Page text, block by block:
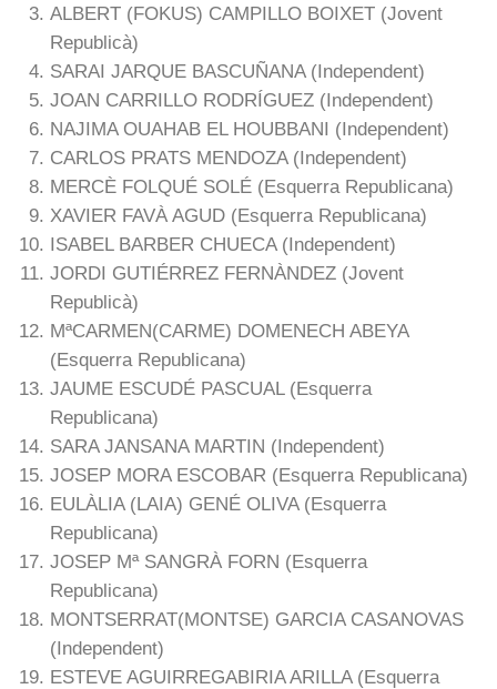
ALBERT (FOKUS) CAMPILLO BOIXET (Jovent
Republicà)
SARAI JARQUE BASCUÑANA (Independent)
JOAN CARRILLO RODRÍGUEZ (Independent)
NAJIMA OUAHAB EL HOUBBANI (Independent)
CARLOS PRATS MENDOZA (Independent)
MERCÈ FOLQUÉ SOLÉ (Esquerra Republicana)
XAVIER FAVÀ AGUD (Esquerra Republicana)
ISABEL BARBER CHUECA (Independent)
JORDI GUTIÉRREZ FERNÀNDEZ (Jovent
Republicà)
MªCARMEN(CARME) DOMENECH ABEYA
(Esquerra Republicana)
JAUME ESCUDÉ PASCUAL (Esquerra
Republicana)
SARA JANSANA MARTIN (Independent)
JOSEP MORA ESCOBAR (Esquerra Republicana)
EULÀLIA (LAIA) GENÉ OLIVA (Esquerra
Republicana)
JOSEP Mª SANGRÀ FORN (Esquerra
Republicana)
MONTSERRAT(MONTSE) GARCIA CASANOVAS
(Independent)
ESTEVE AGUIRREGABIRIA ARILLA (Esquerra